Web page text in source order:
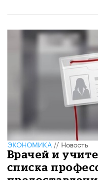
ЭКОНОМИКА//Новость
Врачей и
списка